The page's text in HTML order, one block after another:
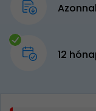
12